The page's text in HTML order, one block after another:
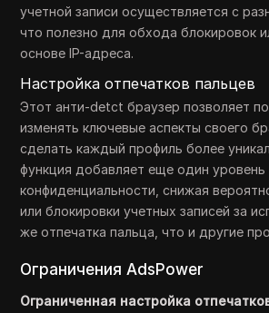
учетной записи осуществляется с
что полезно для обхода блокировок
основе IP-адреса.
Настройка отпечатков пальцев
Этот анти-detct браузер позволяет
изменять ключевые аспекты своего
сделать каждый профиль более
функция добавляет еще один уровень
конфиденциальности, снижая
или блокировки учетных записей за
же отпечатка пальца, что и другие
Ограничения AdsPower
Ограниченная настройка